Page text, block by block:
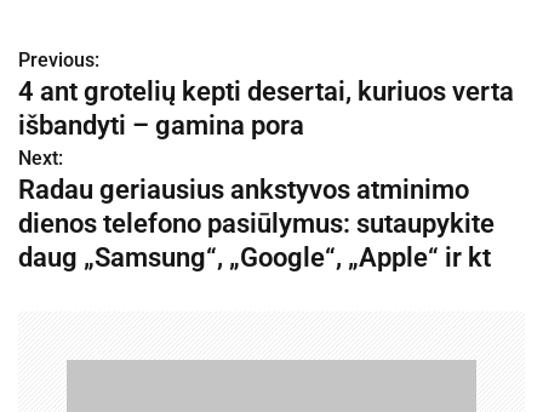
N
a
v
i
g
Previous:
4 ant grotelių kepti desertai, kuriuos verta
išbandyti – gamina pora
Next:
Radau geriausius ankstyvos atminimo
dienos telefono pasiūlymus: sutaupykite
daug „Samsung“, „Google“, „Apple“ ir kt